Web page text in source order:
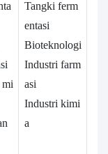
mi
Tangki ferm
entasi
Bioteknologi
Industri farm
asi
Industri kimi
a